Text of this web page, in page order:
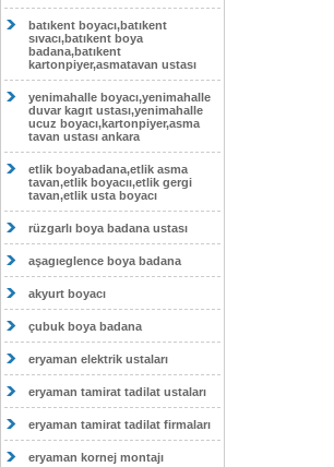
batıkent boyacı,batıkent
sıvacı,batıkent boya
badana,batıkent
kartonpiyer,asmatavan ustası
yenimahalle boyacı,yenimahalle
duvar kagıt ustası,yenimahalle
ucuz boyacı,kartonpiyer,asma
tavan ustası ankara
etlik boyabadana,etlik asma
tavan,etlik boyacıı,etlik gergi
tavan,etlik usta boyacı
rüzgarlı boya badana ustası
aşagıeglence boya badana
akyurt boyacı
çubuk boya badana
eryaman elektrik ustaları
eryaman tamirat tadilat ustaları
eryaman tamirat tadilat firmaları
eryaman kornej montajı